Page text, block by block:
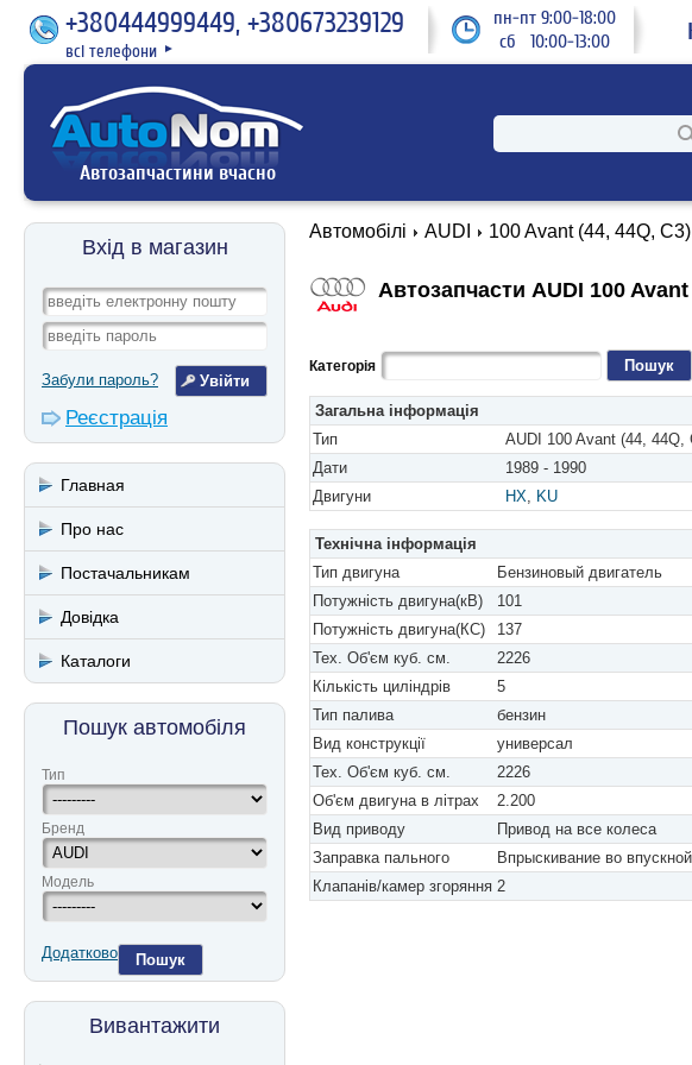
+380444999449, +380673239129
всі телефони ►
пн-пт 9:00-18:00
сб 10:00-13:00
Автозапчастини вчасно
Вхід в магазин
Забули пароль?
Реєстрація
Главная
Про нас
Постачальникам
Довідка
Каталоги
Пошук автомобіля
Тип
Бренд
Модель
Додатково Пошук
Вивантажити
Автомобілі AUDI 100 Avant (44, 44Q,
Автозапчасти AUDI 100
Категорія
Загальна інформація
Тип
AUDI 100 Avant (44, 44Q,
Дати
1989 - 1990
Двигуни
HX, KU
Технічна інформація
Тип двигуна
Бензиновый двигатель
Потужність двигуна(кВ)
101
Потужність двигуна(КС)
137
Тех. Об'єм куб. см.
2226
Кількість циліндрів
5
Тип палива
бензин
Вид конструкції
универсал
Тех. Об'єм куб. см.
2226
Об'єм двигуна в літрах
2.200
Вид приводу
Привод на все колеса
Заправка пального
Впрыскивание во
Клапанів/камер згоряння 2